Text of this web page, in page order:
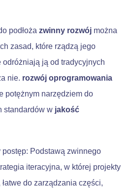
podłoża zwinny rozwój można
zasad, które rządzą jego
odróżniają ją od tradycyjnych
nie. rozwój oprogramowania
potężnym narzędziem do
standardów w jakość
postęp: Podstawą zwinnego
iteracyjna, w której projekty
do zarządzania części,